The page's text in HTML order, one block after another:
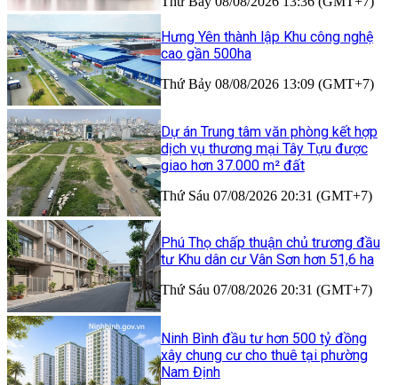
Hưng Yên thành lập Khu công nghệ
cao gần 500ha
Thứ Bảy 08/08/2026 13:09 (GMT+7)
Dự án Trung tâm văn phòng kết hợp
dịch vụ thương mại Tây Tựu được
giao hơn 37.000 m² đất
Thứ Sáu 07/08/2026 20:31 (GMT+7)
Phú Thọ chấp thuận chủ trương đầu
tư Khu dân cư Vân Sơn hơn 51,6 ha
Thứ Sáu 07/08/2026 20:31 (GMT+7)
Ninh Bình đầu tư hơn 500 tỷ đồng
xây chung cư cho thuê tại phường
Nam Định